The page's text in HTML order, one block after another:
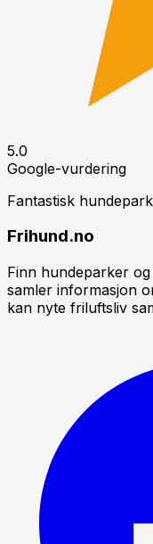
5.0
Google-vurdering
Fantastisk
Frihund.no
Finn hundeparker
samler informasjon
kan nyte friluftsliv